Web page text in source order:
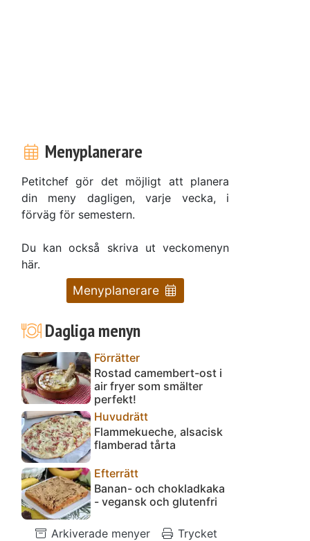
Menyplanerare
Petitchef gör det möjligt att planera
din meny dagligen, varje vecka, i
förväg för semestern.
Du kan också skriva ut veckomenyn
här.
Menyplanerare
Dagliga menyn
Förrätter
Rostad camembert-ost i
air fryer som smälter
perfekt!
Huvudrätt
Flammekueche, alsacisk
flamberad tårta
Efterrätt
Banan- och chokladkaka
- vegansk och glutenfri
Arkiverade menyer Trycket